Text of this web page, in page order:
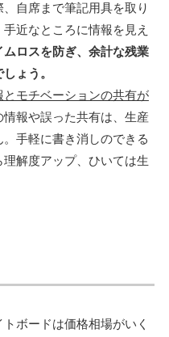
自席まで筆記用具を取り
近なところに情報を見え
ムロスを防ぎ、余計な残業
ょう。
モチベーションの共有が
報や誤った共有は、生産
手軽に書き消しのできる
解度アップ、ひいては生
ボードは価格相場がいく